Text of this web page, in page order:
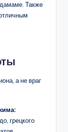
Также
а не враг
грецкого